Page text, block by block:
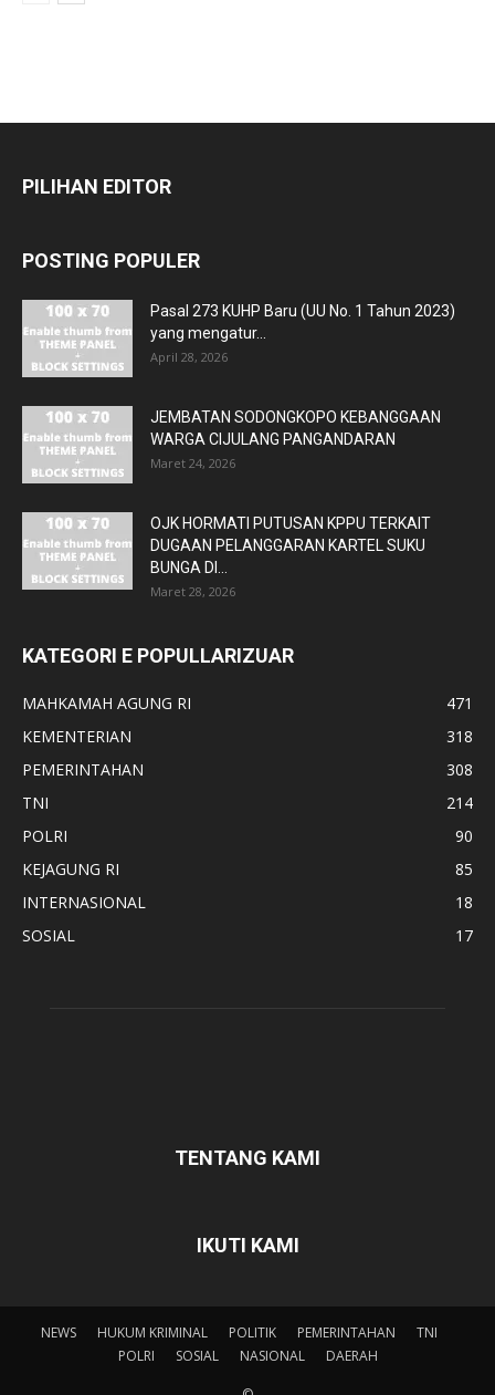
PILIHAN EDITOR
POSTING POPULER
Pasal 273 KUHP Baru (UU No. 1 Tahun 2023)
yang mengatur...
April 28, 2026
JEMBATAN SODONGKOPO KEBANGGAAN
WARGA CIJULANG PANGANDARAN
Maret 24, 2026
OJK HORMATI PUTUSAN KPPU TERKAIT
DUGAAN PELANGGARAN KARTEL SUKU
BUNGA DI...
Maret 28, 2026
KATEGORI E POPULLARIZUAR
MAHKAMAH AGUNG RI
471
KEMENTERIAN
318
PEMERINTAHAN
308
TNI
214
POLRI
90
KEJAGUNG RI
85
INTERNASIONAL
18
SOSIAL
17
TENTANG KAMI
IKUTI KAMI
NEWS HUKUM KRIMINAL POLITIK PEMERINTAHAN
TNI
POLRI
SOSIAL NASIONAL DAERAH